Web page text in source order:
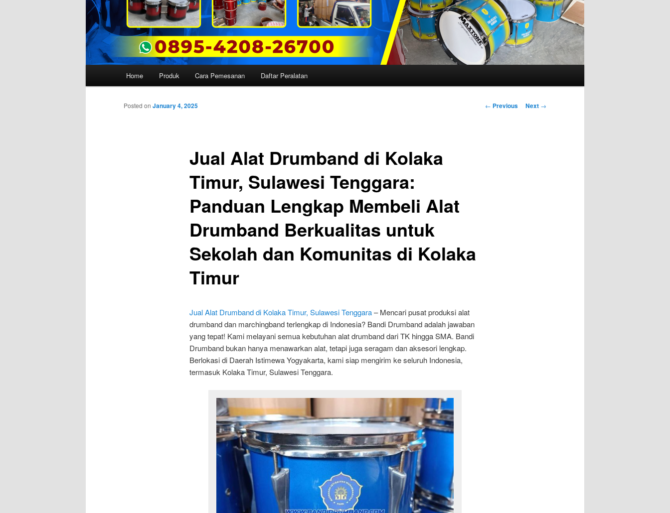
Home Produk Cara Pemesanan Daftar Peralatan
Post
← Previous Next →
Jual Alat Drumband di Kolaka
Timur, Sulawesi Tenggara:
Panduan Lengkap Membeli Alat
Drumband Berkualitas untuk
Sekolah dan Komunitas di Kolaka
Timur
Posted on January 4, 2025
Jual Alat Drumband di Kolaka Timur, Sulawesi Tenggara– Mencari pusat produksi alat
drumband dan marchingband terlengkap di Indonesia? Bandi Drumband adalah jawaban
yang tepat! Kami melayani semua kebutuhan alat drumband dari TK hingga SMA. Bandi
Drumband bukan hanya menawarkan alat, tetapi juga seragam dan aksesori lengkap.
Berlokasi di Daerah Istimewa Yogyakarta, kami siap mengirim ke seluruh Indonesia,
termasuk Kolaka Timur, Sulawesi Tenggara.